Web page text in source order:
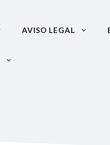
AVISO LEGAL